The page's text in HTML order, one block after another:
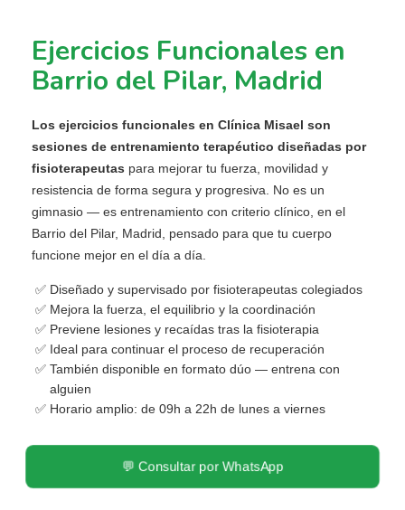
Ejercicios Funcionales en
Barrio del Pilar, Madrid
Los ejercicios funcionales en Clínica Misael son
sesiones de entrenamiento terapéutico diseñadas por
fisioterapeutas para mejorar tu fuerza, movilidad y
resistencia de forma segura y progresiva. No es un
gimnasio — es entrenamiento con criterio clínico, en el
Barrio del Pilar, Madrid, pensado para que tu cuerpo
funcione mejor en el día a día.
Diseñado y supervisado por fisioterapeutas colegiados
Mejora la fuerza, el equilibrio y la coordinación
Previene lesiones y recaídas tras la fisioterapia
Ideal para continuar el proceso de recuperación
También disponible en formato dúo — entrena con
alguien
Horario amplio: de 09h a 22h de lunes a viernes
💬 Consultar por WhatsApp